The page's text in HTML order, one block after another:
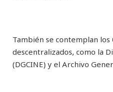
También se contemplan los
descentralizados, como la
(DGCINE) y el Archivo